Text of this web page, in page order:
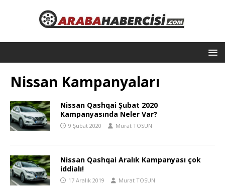
Nissan Kampanyaları
Nissan Qashqai Şubat 2020
Kampanyasında Neler Var?
9 Şubat 2020 Murat TOSUN
Nissan Qashqai Aralık Kampanyası çok
iddialı!
17 Aralık 2019 Murat TOSUN